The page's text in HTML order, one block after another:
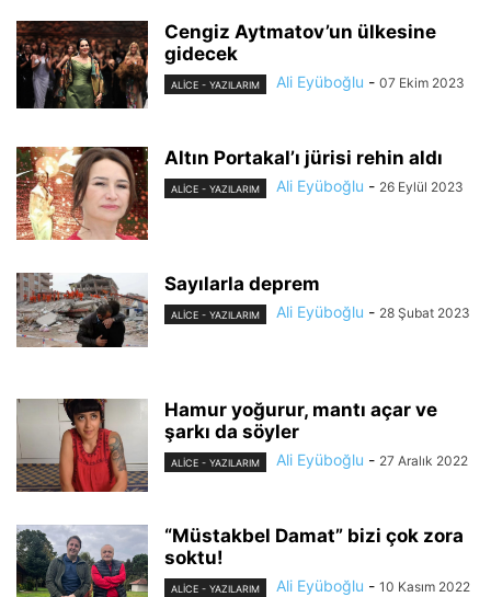
Cengiz Aytmatov’un ülkesine
gidecek
ALİCE - YAZILARIM Ali Eyüboğlu - 07 Ekim 2023
Altın Portakal’ı jürisi rehin aldı
ALİCE - YAZILARIM Ali Eyüboğlu - 26 Eylül 2023
Sayılarla deprem
ALİCE - YAZILARIM Ali Eyüboğlu - 28 Şubat 2023
Hamur yoğurur, mantı açar ve
şarkı da söyler
ALİCE - YAZILARIM Ali Eyüboğlu - 27 Aralık 2022
“Müstakbel Damat” bizi çok zora
soktu!
ALİCE - YAZILARIM Ali Eyüboğlu - 10 Kasım 2022